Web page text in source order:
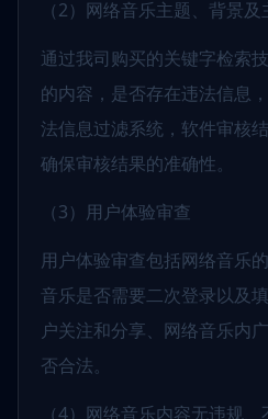
（2）网络音乐主题、背景
通过我司购买的关键字检索
的内容，是否存在违法信息
法信息过滤系统，软件审核
确保审核结果的准确性。
（3）用户体验审查
用户体验审查包括网络音乐
音乐是否需要二次登录以及
户关注和分享、网络音乐内
否合法。
（4）网络音乐内容无违规、